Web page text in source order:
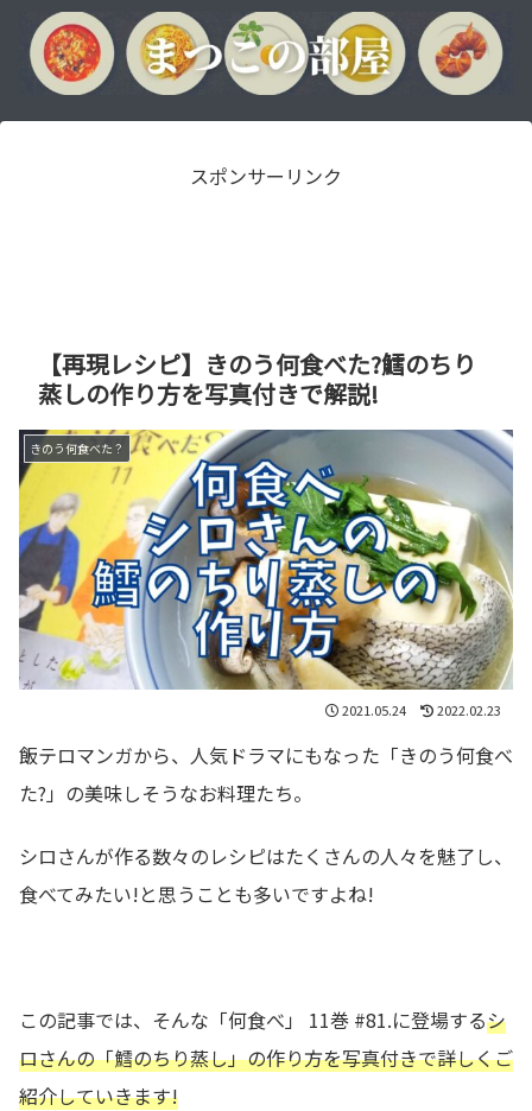
スポンサーリンク
【再現レシピ】きのう何食べた?鱈のちり
蒸しの作り方を写真付きで解説!
きのう何食べた？
2021.05.24 2022.02.23
飯テロマンガから、人気ドラマにもなった「きのう何食べ
た?」の美味しそうなお料理たち。
シロさんが作る数々のレシピはたくさんの人々を魅了し、
食べてみたい!と思うことも多いですよね!
この記事では、そんな「何食べ」 11巻 #81.に登場するシ
ロさんの「鱈のちり蒸し」の作り方を写真付きで詳しくご
紹介していきます!